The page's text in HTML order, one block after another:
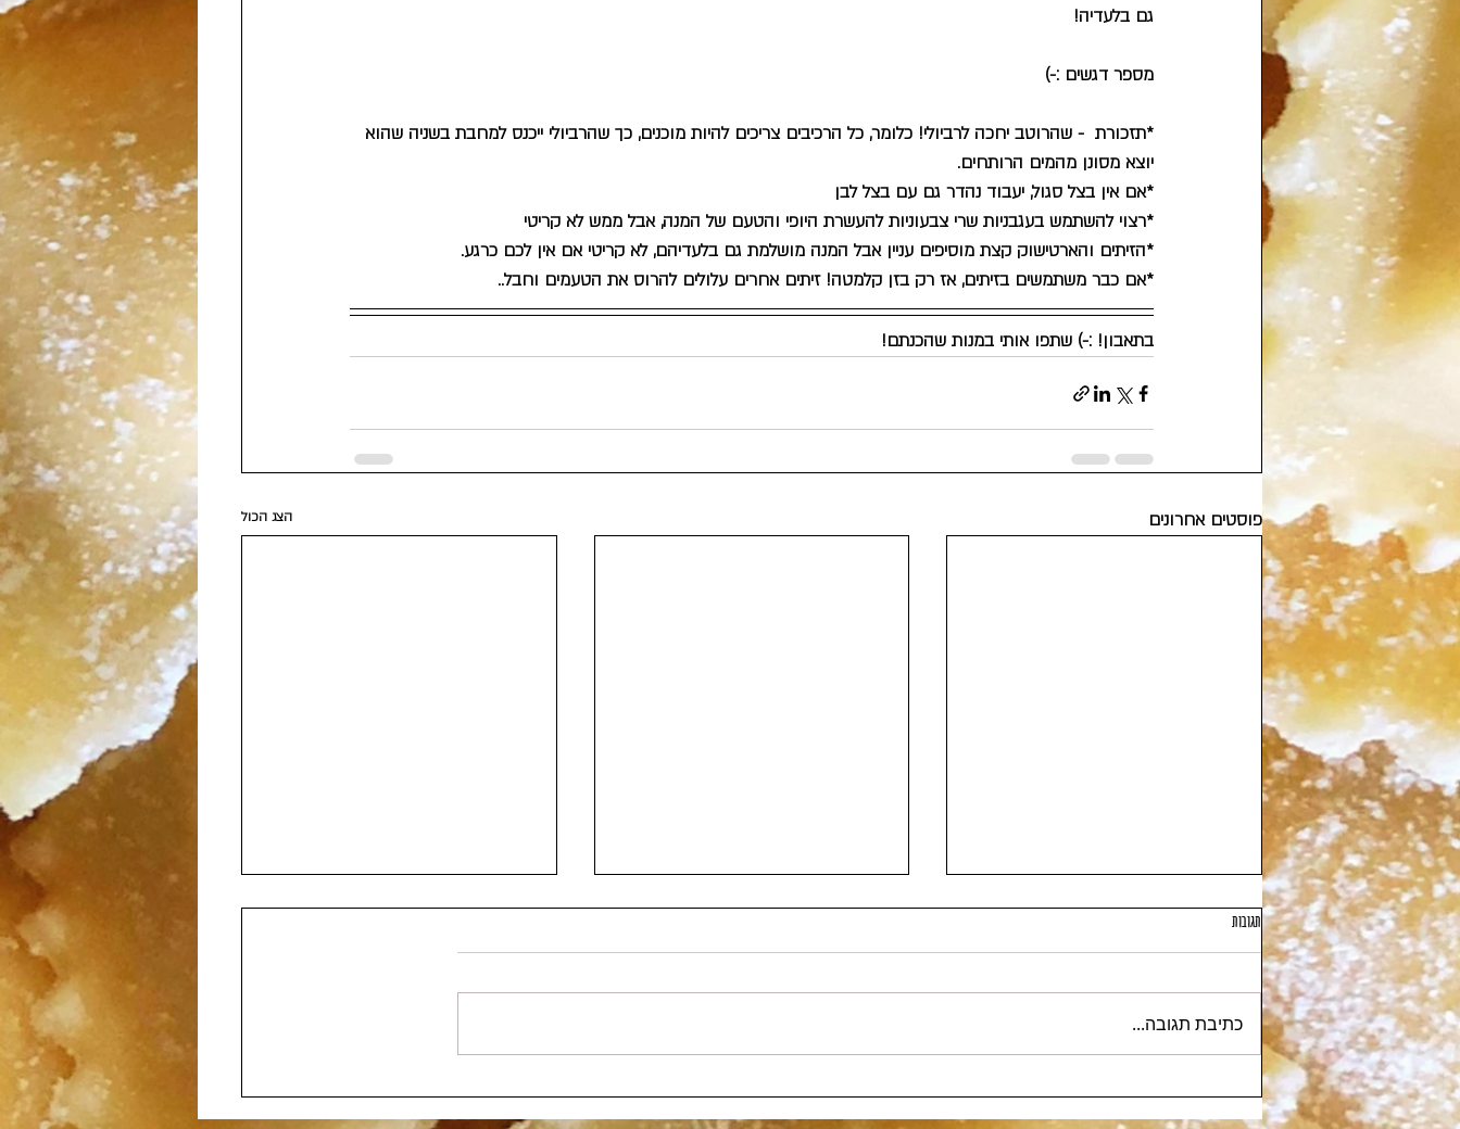
גם בלעדיה!
מספר דגשים :-)
*תזכורת  - שהרוטב יחכה לרביולי! כלומר, כל הרכיבים צריכים להיות מוכנים, כך שהרביולי ייכנס למחבת בשניה שהוא
יוצא מסונן מהמים הרותחים.
*אם אין בצל סגול, יעבוד נהדר גם עם בצל לבן
*רצוי להשתמש בעגבניות שרי צבעוניות להעשרת היופי והטעם של המנה, אבל ממש לא קריטי
*הזיתים והארטישוק קצת מוסיפים עניין אבל המנה מושלמת גם בלעדיהם, לא קריטי אם אין לכם כרגע.
*אם כבר משתמשים בזיתים, אז רק בזן קלמטה! זיתים אחרים עלולים להרוס את הטעמים וחבל..
בתאבון! :-) שתפו אותי במנות שהכנתם!
פוסטים אחרונים הצג הכול
חונקי כמרים סגולים מוקפצים עם ירקות ירוקים איך מבשלים? איזה רוטב מתאים לאיזה טעם?
תגובות
כתיבת תגובה...